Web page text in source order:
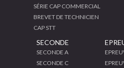
SÉRIE CAP COMMERCIAL
BREVET DE TECHNICIEN
CAP STT
SECONDE
SECONDE A
SECONDE C